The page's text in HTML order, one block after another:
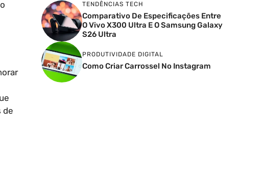
de
TENDÊNCIAS TECH
Comparativo De Especificações Entre
O Vivo X300 Ultra E O Samsung Galaxy
S26 Ultra
PRODUTIVIDADE DIGITAL
Como Criar Carrossel No Instagram